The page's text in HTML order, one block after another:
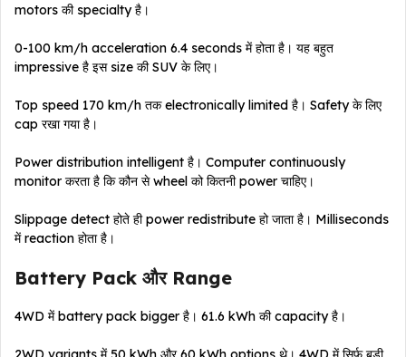
motors की specialty है।
0-100 km/h acceleration 6.4 seconds में होता है। यह बहुत
impressive है इस size की SUV के लिए।
Top speed 170 km/h तक electronically limited है। Safety के लिए
cap रखा गया है।
Power distribution intelligent है। Computer continuously
monitor करता है कि कौन से wheel को कितनी power चाहिए।
Slippage detect होते ही power redistribute हो जाता है। Milliseconds
में reaction होता है।
Battery Pack और Range
4WD में battery pack bigger है। 61.6 kWh की capacity है।